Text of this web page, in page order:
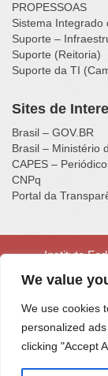
We value
We use cookies
personalized
clicking "Accept
PROPESSOAS
Sistema Integrado
Suporte –
Suporte (Reitoria)
Suporte da TI
Sites de
Brasil – GOV.BR
Brasil – Ministério
CAPES –
CNPq
Portal da
Instituto
Rua Vigário